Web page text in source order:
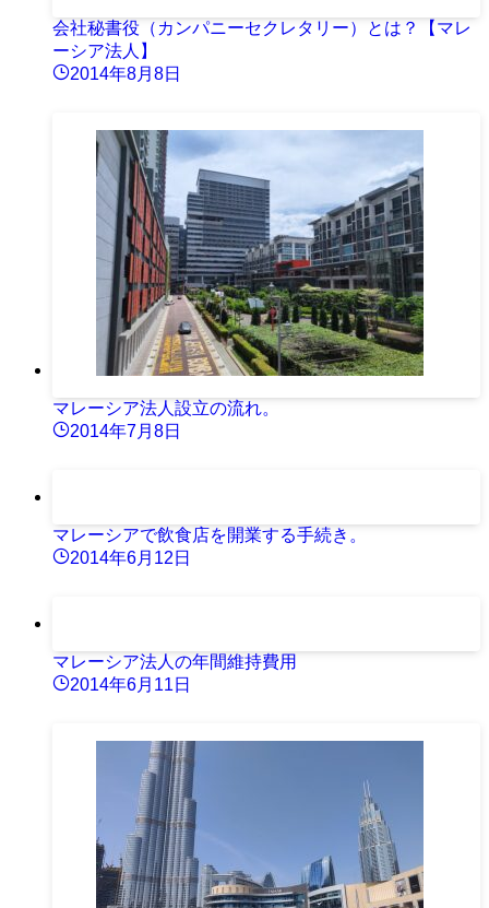
会社秘書役（カンパニーセクレタリー）とは？【マレ
ーシア法人】
2014年8月8日
マレーシア法人設立の流れ。
2014年7月8日
マレーシアで飲食店を開業する手続き。
2014年6月12日
マレーシア法人の年間維持費用
2014年6月11日